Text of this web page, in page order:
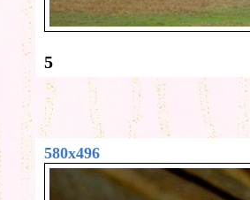
5
580x496